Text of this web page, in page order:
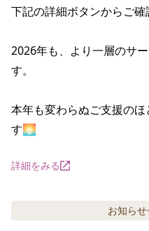
下記の詳細ボタンからご
2026年も、より一層のサ
す。
本年も変わらぬご支援の
す🌅
詳細をみる
お知らせ